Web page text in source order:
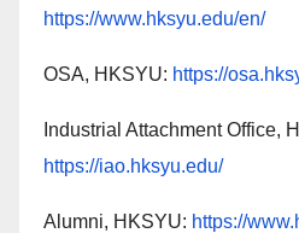
https://www.hksyu.edu/en/
OSA, HKSYU: https://
Industrial Attachment Office,
https://iao.hksyu.edu/
Alumni, HKSYU: https://